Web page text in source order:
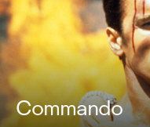
Commando